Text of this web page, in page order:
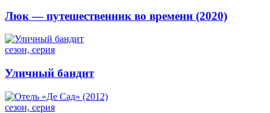
Люк — путешественник во времени (2020)
сезон, серия
Уличный бандит
сезон, серия